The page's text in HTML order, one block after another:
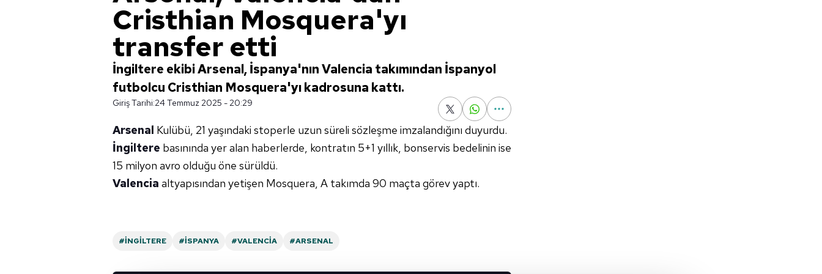
Cristhian Mosquera'yı
transfer etti
İngiltere ekibi Arsenal, İspanya'nın Valencia takımından İspanyol
futbolcu Cristhian Mosquera'yı kadrosuna kattı.
Giriş Tarihi:24 Temmuz 2025 - 20:29
Arsenal Kulübü, 21 yaşındaki stoperle uzun süreli sözleşme imzalandığını duyurdu.
İngiltere basınında yer alan haberlerde, kontratın 5+1 yıllık, bonservis bedelinin ise
15 milyon avro olduğu öne sürüldü.
Valencia altyapısından yetişen Mosquera, A takımda 90 maçta görev yaptı.
#İNGILTERE #İSPANYA #VALENCIA #ARSENAL